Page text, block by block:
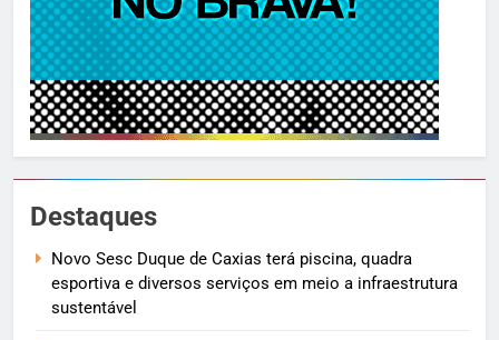
Destaques
Novo Sesc Duque de Caxias terá piscina, quadra
esportiva e diversos serviços em meio a infraestrutura
sustentável